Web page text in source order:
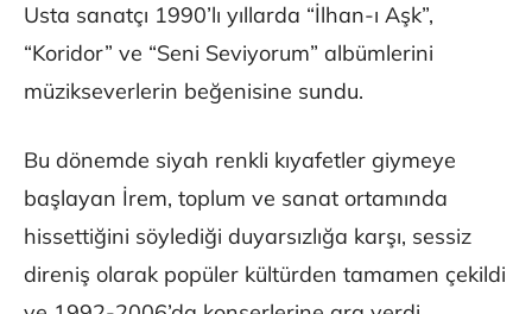
Usta sanatçı 1990’lı yıllarda “İlhan-ı Aşk”,
“Koridor” ve “Seni Seviyorum” albümlerini
müzikseverlerin beğenisine sundu.
Bu dönemde siyah renkli kıyafetler giymeye
başlayan İrem, toplum ve sanat ortamında
hissettiğini söylediği duyarsızlığa karşı, sessiz
direniş olarak popüler kültürden tamamen çekildi